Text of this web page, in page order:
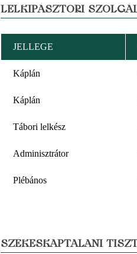
LELKIPÁSZTORI
JELLEGE
Káplán
Káplán
Tábori lelkész
Adminisztrátor
Plébános
SZÉKESKÁPTALANI